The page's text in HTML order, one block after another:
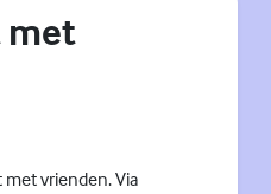
met
vrienden. Via